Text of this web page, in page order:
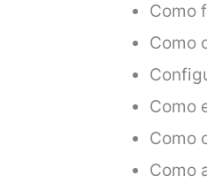
Como
Como
Como
Como
Como